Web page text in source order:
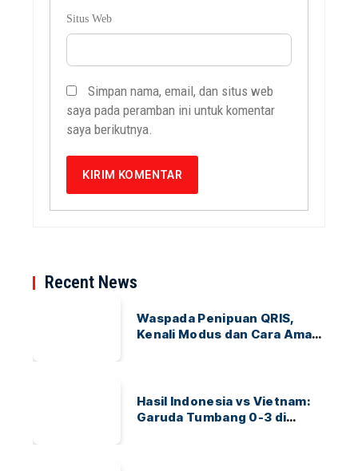
Situs Web
Simpan nama, email, dan situs web
saya pada peramban ini untuk komentar
saya berikutnya.
Recent News
Waspada Penipuan QRIS,
Kenali Modus dan Cara Aman
Hasil Indonesia vs Vietnam:
Garuda Tumbang 0-3 di